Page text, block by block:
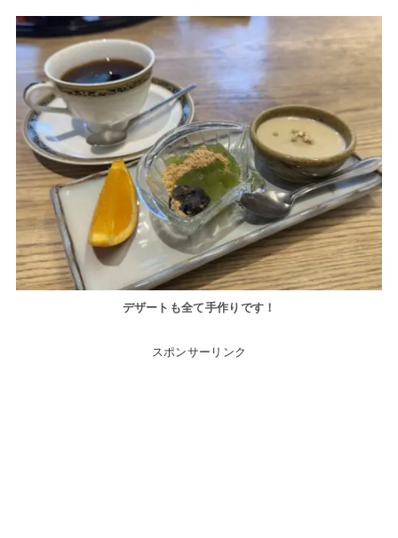
デザートも全て手作りです！
スポンサーリンク